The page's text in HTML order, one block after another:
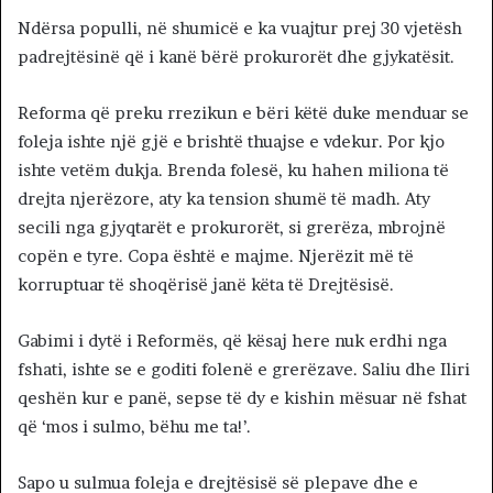
Ndërsa populli, në shumicë e ka vuajtur prej 30 vjetësh
padrejtësinë që i kanë bërë prokurorët dhe gjykatësit.
Reforma që preku rrezikun e bëri këtë duke menduar se
foleja ishte një gjë e brishtë thuajse e vdekur. Por kjo
ishte vetëm dukja. Brenda folesë, ku hahen miliona të
drejta njerëzore, aty ka tension shumë të madh. Aty
secili nga gjyqtarët e prokurorët, si grerëza, mbrojnë
copën e tyre. Copa është e majme. Njerëzit më të
korruptuar të shoqërisë janë këta të Drejtësisë.
Gabimi i dytë i Reformës, që kësaj here nuk erdhi nga
fshati, ishte se e goditi folenë e grerëzave. Saliu dhe Iliri
qeshën kur e panë, sepse të dy e kishin mësuar në fshat
që ‘mos i sulmo, bëhu me ta!’.
Sapo u sulmua foleja e drejtësisë së plepave dhe e